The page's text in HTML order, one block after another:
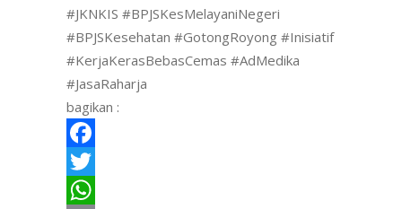
#JKNKIS #BPJSKesMelayaniNegeri
#BPJSKesehatan #GotongRoyong #Inisiatif
#KerjaKerasBebasCemas #AdMedika
#JasaRaharja
bagikan :
Facebook
Twitter